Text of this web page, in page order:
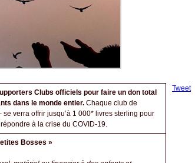
Tweet
Clubs officiels pour faire un don total
dans le monde entier. Chaque club de
verra offrir jusqu’à 1 000* livres sterling pour
à la crise du COVID-19.
Bosses »